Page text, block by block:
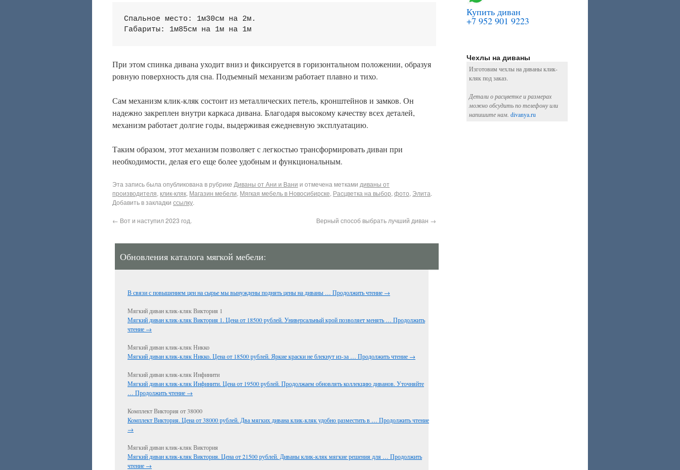
Спальное место: 1м30см на 2м.
Габариты: 1м85см на 1м на 1м
При этом спинка дивана уходит вниз и фиксируется в горизонтальном положении, образуя
ровную поверхность для сна. Подъемный механизм работает плавно и тихо.
Сам механизм клик-кляк состоит из металлических петель, кронштейнов и замков. Он
надежно закреплен внутри каркаса дивана. Благодаря высокому качеству всех деталей,
механизм работает долгие годы, выдерживая ежедневную эксплуатацию.
Таким образом, этот механизм позволяет с легкостью трансформировать диван при
необходимости, делая его еще более удобным и функциональным.
Эта запись была опубликована в рубрике Диваны от Ани и Вани и отмечена метками диваны от
производителя, клик-кляк, Магазин мебели, Мягкая мебель в Новосибирске, Расцветка на выбор, фото, Элита.
Добавить в закладки ссылку.
← Вот и наступил 2023 год. Верный способ выбрать лучший диван →
Обновления каталога мягкой мебели:
В связи с повышением цен на сырье мы вынуждены поднять цены на диваны … Продолжить чтение →
Мягкий диван клик-кляк Виктория 1
Мягкий диван клик-кляк Виктория 1. Цена от 18500 рублей. Универсальный крой позволяет менять … Продолжить
чтение →
Мягкий диван клик-кляк Никко
Мягкий диван клик-кляк Никко. Цена от 18500 рублей. Яркие краски не блекнут из-за … Продолжить чтение →
Мягкий диван клик-кляк Инфинити
Мягкий диван клик-кляк Инфинити. Цена от 19500 рублей. Продолжаем обновлять коллекцию диванов. Уточняйте
… Продолжить чтение →
Комплект Виктория от 38000
Комплект Виктория. Цена от 38000 рублей. Два мягких дивана клик-кляк удобно разместить в … Продолжить чтение
→
Мягкий диван клик-кляк Виктория
Мягкий диван клик-кляк Виктория. Цена от 21500 рублей. Диваны клик-кляк мягкие решения для … Продолжить
чтение →
Купить диван
+7 952 901 9223
Чехлы на диваны
Изготовим чехлы на диваны клик-
кляк под заказ.
Детали о расцветке и размерах
можно обсудить по телефону или
напишите нам. divanya.ru